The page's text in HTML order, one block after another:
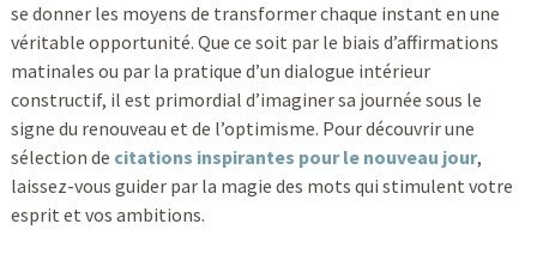
se donner les moyens de transformer chaque instant en une
véritable opportunité. Que ce soit par le biais d’affirmations
matinales ou par la pratique d’un dialogue intérieur
constructif, il est primordial d’imaginer sa journée sous le
signe du renouveau et de l’optimisme. Pour découvrir une
sélection de citations inspirantes pour le nouveau jour,
laissez-vous guider par la magie des mots qui stimulent votre
esprit et vos ambitions.